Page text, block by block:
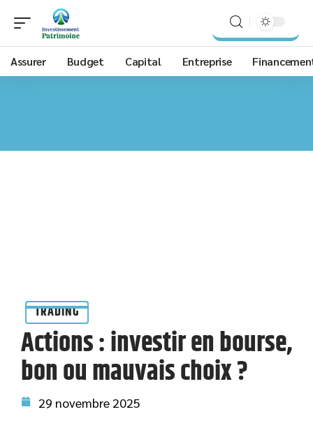
Assurer Budget Capital Entreprise
TRADING
Actions : investir en bourse,
bon ou mauvais choix ?
29 novembre 2025